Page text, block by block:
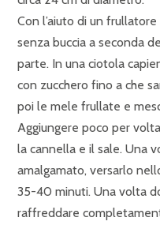
Con l’aiuto di un
senza buccia a seconda
parte. In una ciotola
con zucchero fino a che
poi le mele frullate e
Aggiungere poco per
la cannella e il sale. Una
amalgamato, versarlo
35-40 minuti. Una volta
raffreddare